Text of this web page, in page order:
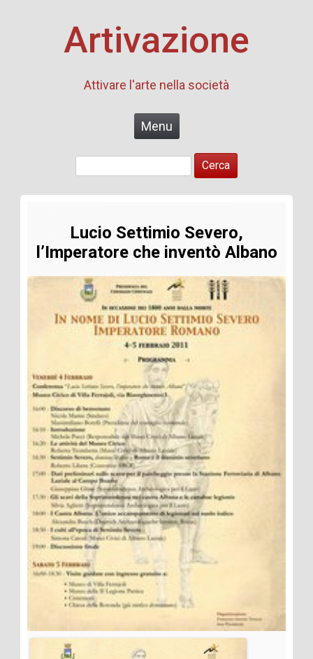
Artivazione
Attivare l'arte nella società
Menu
Skip to content
Ricerca
Lucio Settimio Severo,
l’Imperatore che inventò Albano